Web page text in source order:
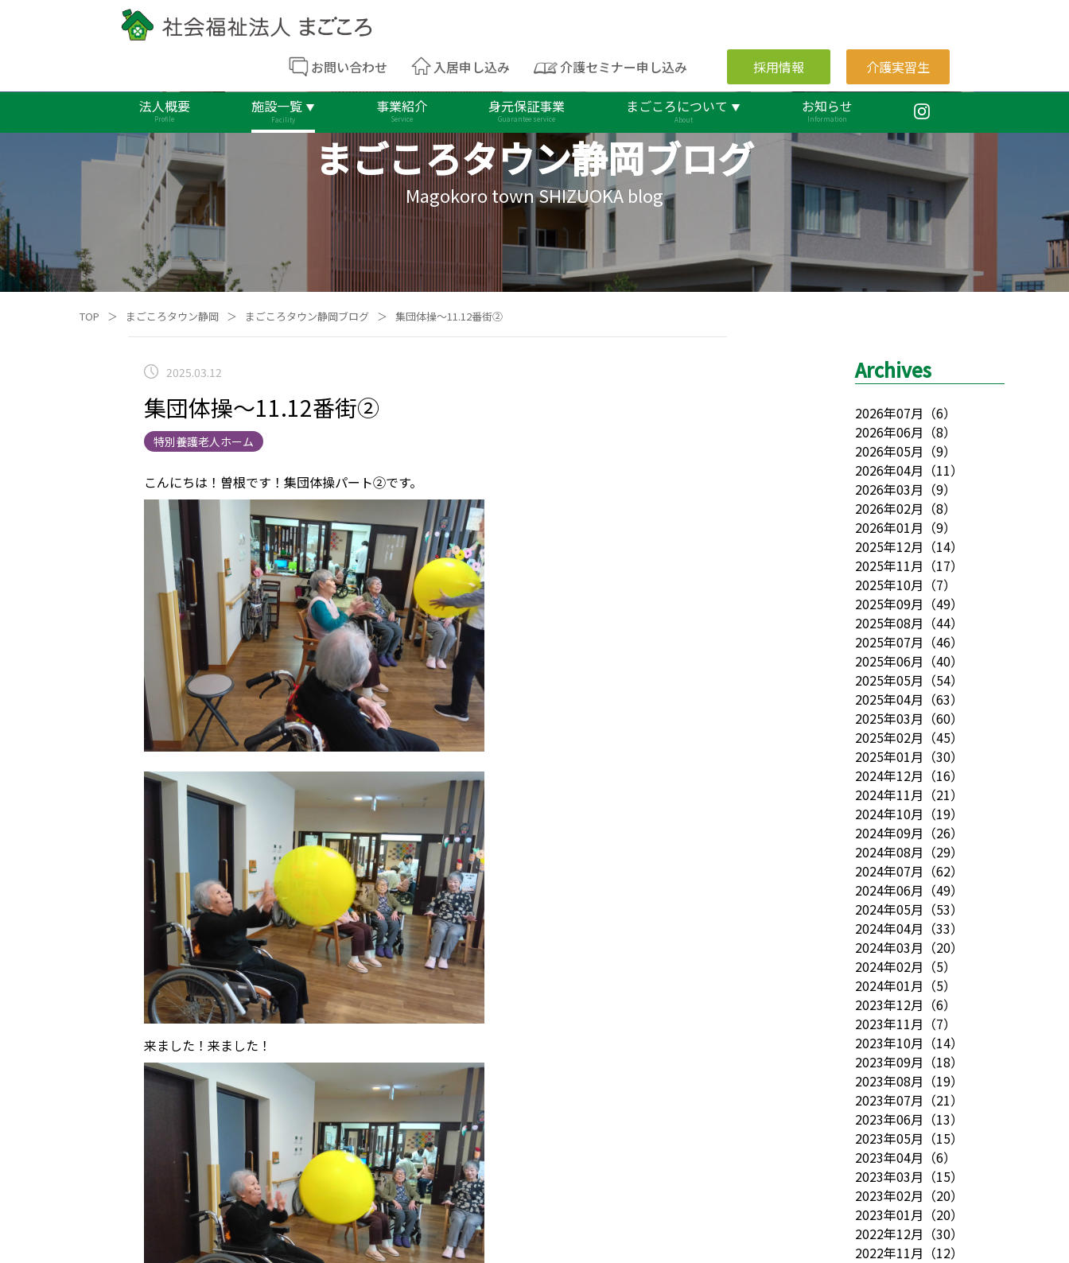
お問い合わせ 入居申し込み 介護セミナー申し込み 採用情報 介護実習生
法人概要
Profile
施設一覧
Facility
事業紹介
Service
身元保証事業
Guarantee service
まごころについて
About
お知らせ
Information
まごころタウン静岡ブログ
Magokoro town SHIZUOKA blog
TOP ＞ まごころタウン静岡 ＞ まごころタウン静岡ブログ ＞ 集団体操～11.12番街②
2025.03.12
集団体操～11.12番街②
特別養護老人ホーム
こんにちは！曽根です！集団体操パート②です。
来ました！来ました！
Archives
2026年07月 （6）
2026年06月 （8）
2026年05月 （9）
2026年04月 （11）
2026年03月 （9）
2026年02月 （8）
2026年01月 （9）
2025年12月 （14）
2025年11月 （17）
2025年10月 （7）
2025年09月 （49）
2025年08月 （44）
2025年07月 （46）
2025年06月 （40）
2025年05月 （54）
2025年04月 （63）
2025年03月 （60）
2025年02月 （45）
2025年01月 （30）
2024年12月 （16）
2024年11月 （21）
2024年10月 （19）
2024年09月 （26）
2024年08月 （29）
2024年07月 （62）
2024年06月 （49）
2024年05月 （53）
2024年04月 （33）
2024年03月 （20）
2024年02月 （5）
2024年01月 （5）
2023年12月 （6）
2023年11月 （7）
2023年10月 （14）
2023年09月 （18）
2023年08月 （19）
2023年07月 （21）
2023年06月 （13）
2023年05月 （15）
2023年04月 （6）
2023年03月 （15）
2023年02月 （20）
2023年01月 （20）
2022年12月 （30）
2022年11月 （12）